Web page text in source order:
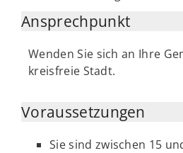
Ansprechpunkt
Wenden Sie sich an Ihre
kreisfreie Stadt.
Voraussetzungen
Sie sind zwischen 15